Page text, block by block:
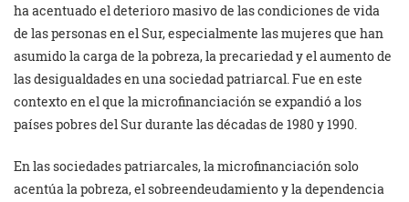
ha acentuado el deterioro masivo de las condiciones de vida
de las personas en el Sur, especialmente las mujeres que han
asumido la carga de la pobreza, la precariedad y el aumento de
las desigualdades en una sociedad patriarcal. Fue en este
contexto en el que la microfinanciación se expandió a los
países pobres del Sur durante las décadas de 1980 y 1990.
En las sociedades patriarcales, la microfinanciación solo
acentúa la pobreza, el sobreendeudamiento y la dependencia